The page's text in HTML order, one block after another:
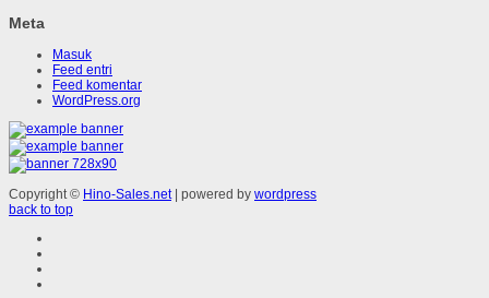
Meta
Masuk
Feed entri
Feed komentar
WordPress.org
Copyright © Hino-Sales.net| powered by wordpress
back to top